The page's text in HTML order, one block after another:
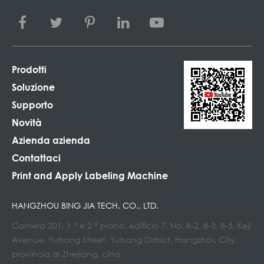
Prodotti
Soluzione
Supporto
Novità
Azienda azienda
Contattaci
Print and Apply Labeling Machine
HANGZHOU BING JIA TECH. CO., LTD.
Camera 201, 1 ° e 2 ° piano, edificio 7, No. 8-2, 8-3, 8-5, Keji
Avenue, Yuhang Street, Yuhang District, Hangzhou City,
provincia di Zhejiang, cina